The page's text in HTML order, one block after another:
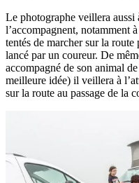
Le photographe veillera aussi
l’accompagnent, notamment
tentés de marcher sur la
lancé par un coureur. De
accompagné de son animal
meilleure idée) il veillera à
sur la route au passage de la